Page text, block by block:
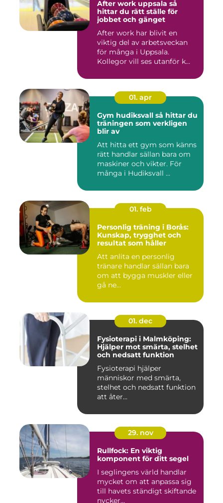
After work uppsala så
hittar du rätt ställe för
jobbet och gänget
After work har blivit en
viktig del av arbetsveckan
för många i Uppsala.
Kollegor vill ses utanför k...
01. apr
Gym hudiksvall så hittar du
träningen som verkligen
blir av
Att hitta ett gym som känns
rätt handlar sällan bara om
maskiner och vikter. För
många i Hudiksvall ...
01. feb
Personlig träning i Borås:
Kunskap, trygghet och
resultat som håller
Att anlita en personlig
tränare handlar sällan bara
om att bygga muskler eller
gå ne...
01. dec
Fysioterapi i Malmköping:
Hjälper mot smärta, stelhet
och nedsatt funktion
Fysioterapi hjälper
människor med smärta,
stelhet och nedsatt funktion
att åter...
29. nov
Rullfock: En viktig
komponent för ditt segel
I seglingens värld handlar
mycket om att anpassa sig
till havets ständigt skiftande
nycker...